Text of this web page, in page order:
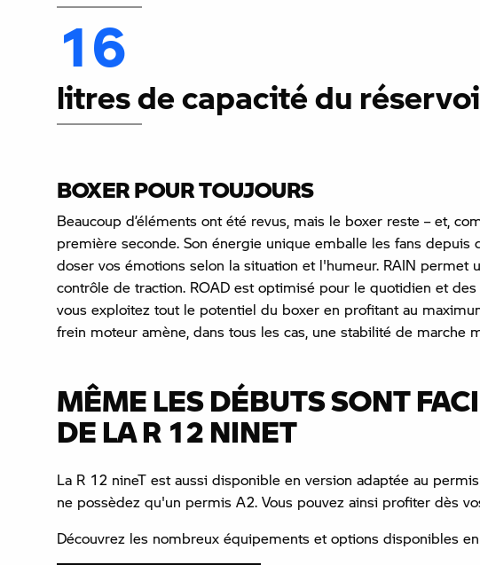
16
litres de capacité du
BOXER POUR TOUJOURS
Beaucoup d’éléments ont été revus, mais le boxer reste – et,
première seconde. Son énergie unique emballe les fans
doser vos émotions selon la situation et l'humeur. RAIN
contrôle de traction. ROAD est optimisé pour le quotidien et
vous exploitez tout le potentiel du boxer en profitant au
frein moteur amène, dans tous les cas, une stabilité de marche
MÊME LES DÉBUTS SONT
DE LA R 12 NINET
La R 12 nineT est aussi disponible en version adaptée au
ne possèdez qu'un permis A2. Vous pouvez ainsi profiter dès
Découvrez les nombreux équipements et options disponibles